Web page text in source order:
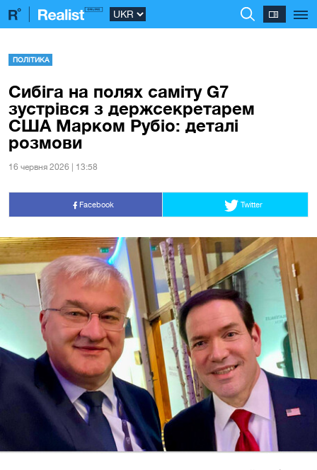
ПОЛІТИКА
Сибіга на полях саміту G7
зустрівся з держсекретарем
США Марком Рубіо: деталі
розмови
16 червня 2026 | 13:58
Facebook Twitter